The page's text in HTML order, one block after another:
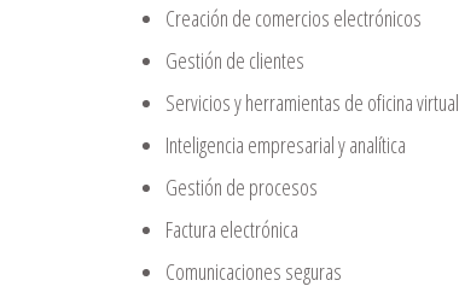
Creación de comercios electrónicos
Gestión de clientes
Servicios y herramientas de oficina virtual
Inteligencia empresarial y analítica
Gestión de procesos
Factura electrónica
Comunicaciones seguras